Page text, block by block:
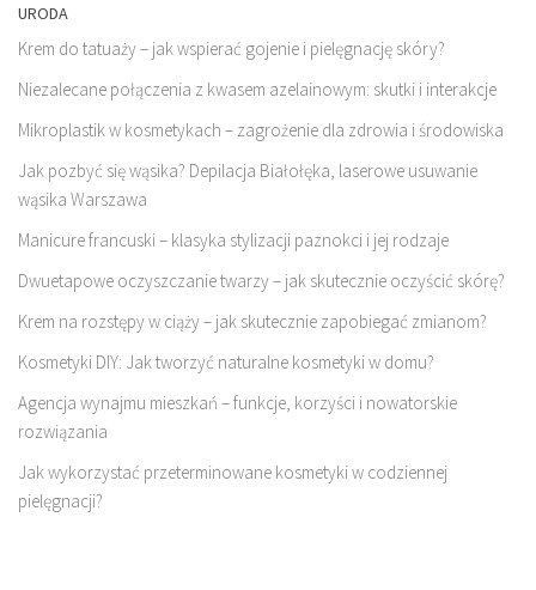
URODA
Krem do tatuaży – jak wspierać gojenie i pielęgnację skóry?
Niezalecane połączenia z kwasem azelainowym: skutki i interakcje
Mikroplastik w kosmetykach – zagrożenie dla zdrowia i środowiska
Jak pozbyć się wąsika? Depilacja Białołęka, laserowe usuwanie
wąsika Warszawa
Manicure francuski – klasyka stylizacji paznokci i jej rodzaje
Dwuetapowe oczyszczanie twarzy – jak skutecznie oczyścić skórę?
Krem na rozstępy w ciąży – jak skutecznie zapobiegać zmianom?
Kosmetyki DIY: Jak tworzyć naturalne kosmetyki w domu?
Agencja wynajmu mieszkań – funkcje, korzyści i nowatorskie
rozwiązania
Jak wykorzystać przeterminowane kosmetyki w codziennej
pielęgnacji?